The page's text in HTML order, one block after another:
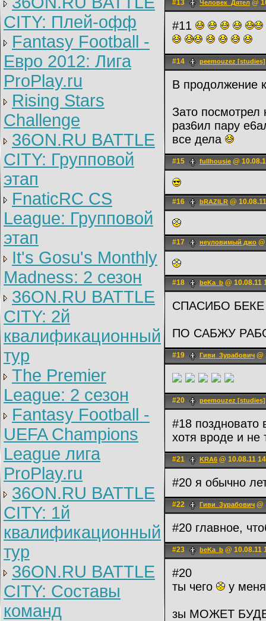
CITY: Плей-офф
Fantasy Football -
Евро 2012: Лига
ProPlay.ru
Rising Stars
Challenge
36ON.RU BATTLE
CITY: Групповой
этап
FnaticRC CS
League: Групповой
этап
It's Gosu's Monthly
Madness: 2 сезон
36ON.RU BATTLE
CITY: 2й
квалификационный
тур
The Premier
League: 2 cезон
Fantasy Football -
UEFA Champions
League лига
ProPlay.ru
36ON.RU BATTLE
CITY: 1й
квалификационный
тур
36ON.RU BATTLE
CITY: Составы
команд
#13 Человек_Дятел @
#11
#14 peemouzez [studies]
В продолжение
Зато посмотрел
раз6ил пару
все дела
#15 fullhousie @
#16 bRAZILR @
#17 неуловимый джо
#18 beKa_b @ 10.08.11
СПАСИБО
ПО САБЖУ
#19 Гиви_Зурабович @
#20 peemouzez [studies]
#18 поздновато
хотя вроде и не
#21 KRA6 @ 10.08.11
#20 я обычно
#22 Гиви_Зурабович @
#20 главное,
#23 beKa_b @ 10.08.11
#20
ты чего
у
зы МОЖЕТ